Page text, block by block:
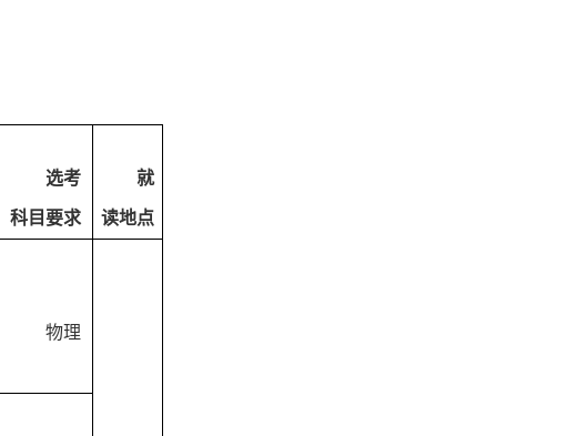
选考
科目要求
就
读地点
物理